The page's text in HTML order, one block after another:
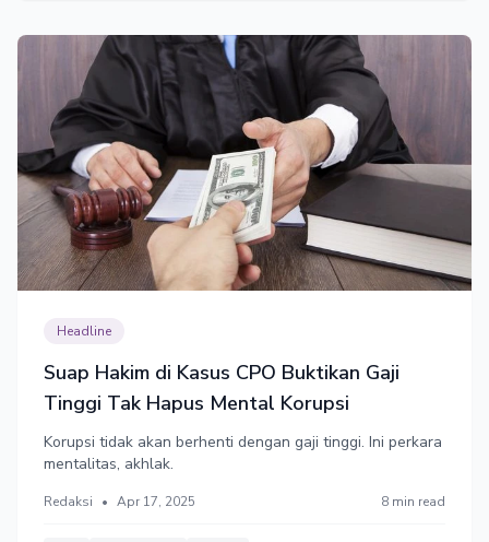
Headline
Suap Hakim di Kasus CPO Buktikan Gaji
Tinggi Tak Hapus Mental Korupsi
Korupsi tidak akan berhenti dengan gaji tinggi. Ini perkara
mentalitas, akhlak.
Redaksi • Apr 17, 2025 8 min read